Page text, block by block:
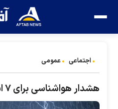
اجتماعی عمومی
هشدار هواشناسی برای ۷ استان